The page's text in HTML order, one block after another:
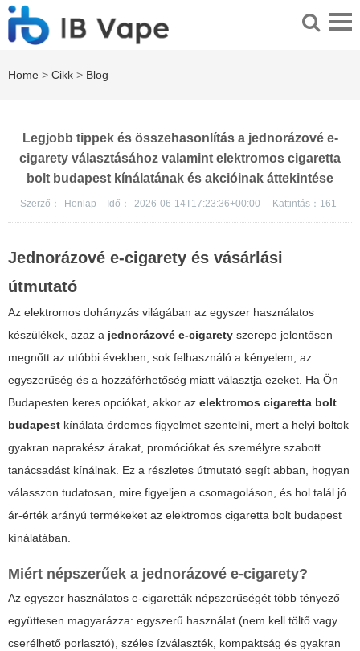
Home > Cikk > Blog
Legjobb tippek és összehasonlítás a jednorázové e-
cigarety választásához valamint elektromos cigaretta
bolt budapest kínálatának és akcióinak áttekintése
Szerző： Honlap Idő： 2026-06-14T17:23:36+00:00 Kattintás： 161
Jednorázové e-cigarety és vásárlási
útmutató
Az elektromos dohányzás világában az egyszer használatos
készülékek, azaz a jednorázové e-cigarety szerepe jelentősen
megnőtt az utóbbi években; sok felhasználó a kényelem, az
egyszerűség és a hozzáférhetőség miatt választja ezeket. Ha Ön
Budapesten keres opciókat, akkor az elektromos cigaretta bolt
budapest kínálata érdemes figyelmet szentelni, mert a helyi boltok
gyakran naprakész árakat, promóciókat és személyre szabott
tanácsadást kínálnak. Ez a részletes útmutató segít abban, hogyan
válasszon tudatosan, mire figyeljen a csomagoláson, és hol talál jó
ár-érték arányú termékeket az elektromos cigaretta bolt budapest
kínálatában.
Miért népszerűek a jednorázové e-cigarety?
Az egyszer használatos e-cigaretták népszerűségét több tényező
együttesen magyarázza: egyszerű használat (nem kell töltő vagy
cserélhető porlasztó), széles ízválaszték, kompaktság és gyakran